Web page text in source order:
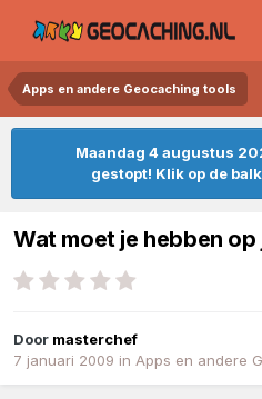
Apps en andere Geocaching tools
Maandag 4 augustus
gestopt! Klik op de
Wat moet je hebben op
Door masterchef
7 januari 2009 in Apps en andere